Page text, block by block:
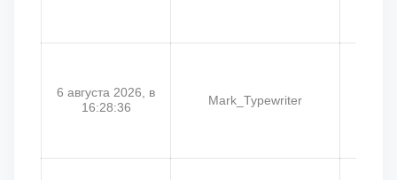
6 августа 2026, в
16:28:36
Mark_Typewriter